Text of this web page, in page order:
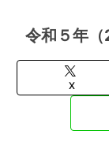
令和５年
X